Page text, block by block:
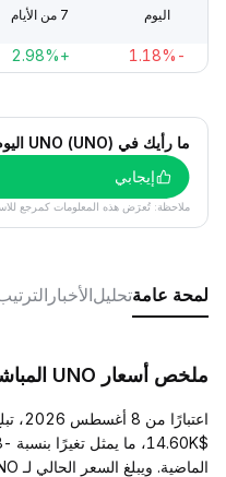
اليوم 7 من الأيام
-1.18%
+2.98%
ما رأيك في UNO (UNO) اليوم؟
إيجابي
ملاحظة: تُعرَض هذه المعلومات كمرجع
لمحة عامةتحليلالأخبار
ملخص أسعار UNO المباشر